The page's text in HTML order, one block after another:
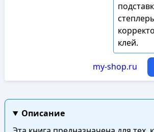
клей.
my-shop.ru
Описание